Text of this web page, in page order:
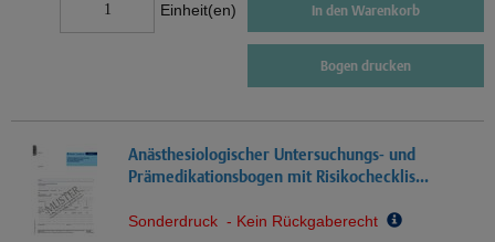
Einheit(en) In den Warenkorb
Bogen drucken
Anästhesiologischer Untersuchungs- und
Prämedikationsbogen mit Risikochecklis...
Sonderdruck - Kein Rückgaberecht